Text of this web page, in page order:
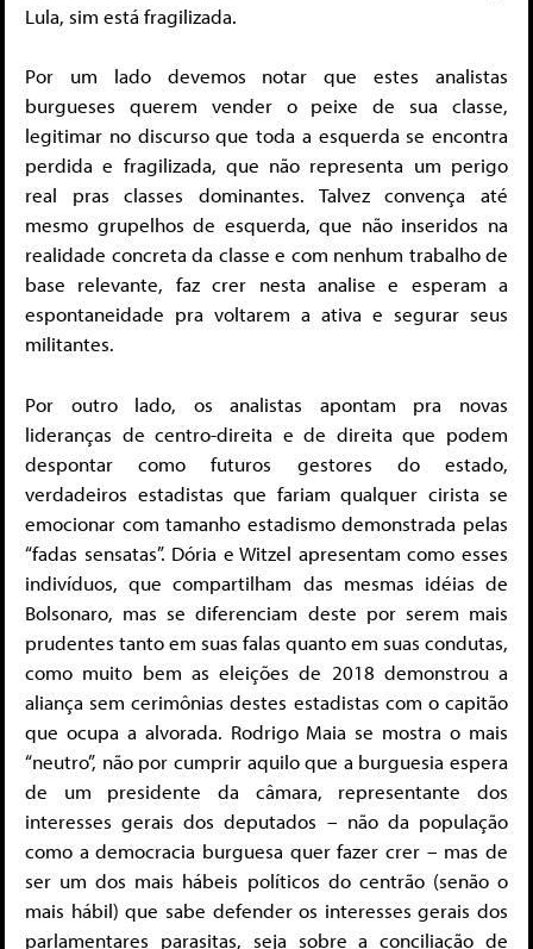
Lula, sim está fragilizada.
Por um lado devemos notar que estes analistas
burgueses querem vender o peixe de sua classe,
legitimar no discurso que toda a esquerda se encontra
perdida e fragilizada, que não representa um perigo
real pras classes dominantes. Talvez convença até
mesmo grupelhos de esquerda, que não inseridos na
realidade concreta da classe e com nenhum trabalho de
base relevante, faz crer nesta analise e esperam a
espontaneidade pra voltarem a ativa e segurar seus
militantes.
Por outro lado, os analistas apontam pra novas
lideranças de centro-direita e de direita que podem
despontar como futuros gestores do estado,
verdadeiros estadistas que fariam qualquer cirista se
emocionar com tamanho estadismo demonstrada pelas
“fadas sensatas”. Dória e Witzel apresentam como esses
indivíduos, que compartilham das mesmas idéias de
Bolsonaro, mas se diferenciam deste por serem mais
prudentes tanto em suas falas quanto em suas condutas,
como muito bem as eleições de 2018 demonstrou a
aliança sem cerimônias destes estadistas com o capitão
que ocupa a alvorada. Rodrigo Maia se mostra o mais
“neutro”, não por cumprir aquilo que a burguesia espera
de um presidente da câmara, representante dos
interesses gerais dos deputados – não da população
como a democracia burguesa quer fazer crer – mas de
ser um dos mais hábeis políticos do centrão (senão o
mais hábil) que sabe defender os interesses gerais dos
parlamentares parasitas, seja sobre a conciliação de